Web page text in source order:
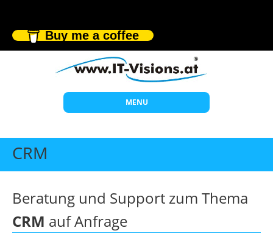
Buy me a coffee
MENU
Start
Individuelle Schulungen
Offene Seminare
CRM
Beratung und Support zum Thema
CRM auf Anfrage